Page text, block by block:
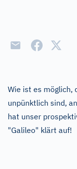
Wie ist es möglich,
unpünktlich sind,
hat unser
"Galileo" klärt auf!